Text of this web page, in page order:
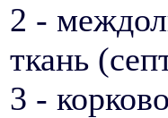
2 -
ткань
3 -